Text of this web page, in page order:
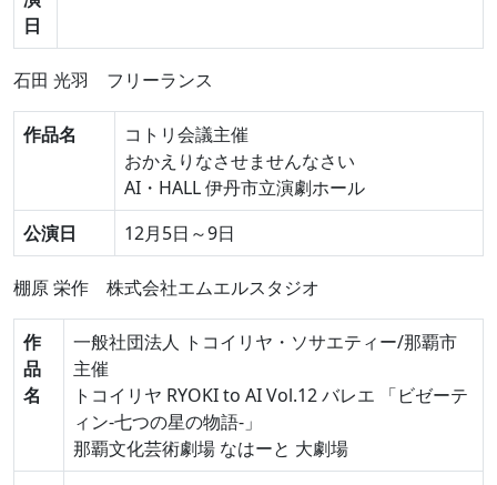
日
石田 光羽 フリーランス
作品名
コトリ会議主催
おかえりなさせませんなさい
AI・HALL 伊丹市立演劇ホール
公演日
12月5日～9日
棚原 栄作 株式会社エムエルスタジオ
作
品
名
一般社団法人 トコイリヤ・ソサエティー/那覇市
主催
トコイリヤ RYOKI to AI Vol.12 バレエ 「ビゼーテ
ィン-七つの星の物語-」
那覇文化芸術劇場 なはーと 大劇場